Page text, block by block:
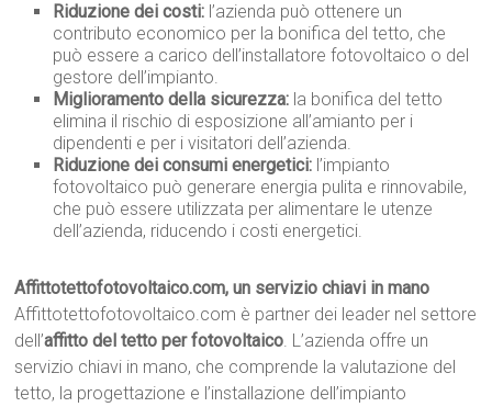
Riduzione dei costi: l’azienda può ottenere un
contributo economico per la bonifica del tetto, che
può essere a carico dell’installatore fotovoltaico o del
gestore dell’impianto.
Miglioramento della sicurezza: la bonifica del tetto
elimina il rischio di esposizione all’amianto per i
dipendenti e per i visitatori dell’azienda.
Riduzione dei consumi energetici: l’impianto
fotovoltaico può generare energia pulita e rinnovabile,
che può essere utilizzata per alimentare le utenze
dell’azienda, riducendo i costi energetici.
Affittotettofotovoltaico.com, un servizio chiavi in mano
Affittotettofotovoltaico.com è partner dei leader nel settore
dell’affitto del tetto per fotovoltaico. L’azienda offre un
servizio chiavi in mano, che comprende la valutazione del
tetto, la progettazione e l’installazione dell’impianto